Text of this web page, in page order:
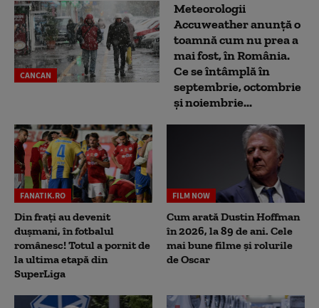
CANCAN
Meteorologii
Accuweather anunță o
toamnă cum nu prea a
mai fost, în România.
Ce se întâmplă în
septembrie, octombrie
și noiembrie...
FANATIK.RO
Din frați au devenit
dușmani, în fotbalul
românesc! Totul a pornit de
la ultima etapă din
SuperLiga
FILM NOW
Cum arată Dustin Hoffman
în 2026, la 89 de ani. Cele
mai bune filme și rolurile
de Oscar